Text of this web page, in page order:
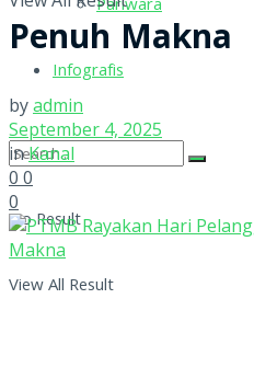
Pariwara
Infografis
No Result
View All Result
Penuh Makna
byadmin
September 4, 2025
inKanal
0 0
0